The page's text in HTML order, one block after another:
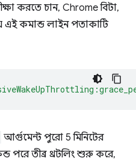
করতে চান, Chrome বিটা,
এই কমান্ড লাইন পতাকাটি
আর্গুমেন্ট পুরো 5 মিনিটের
পরে তীব্র থ্রটলিং শুরু করে,